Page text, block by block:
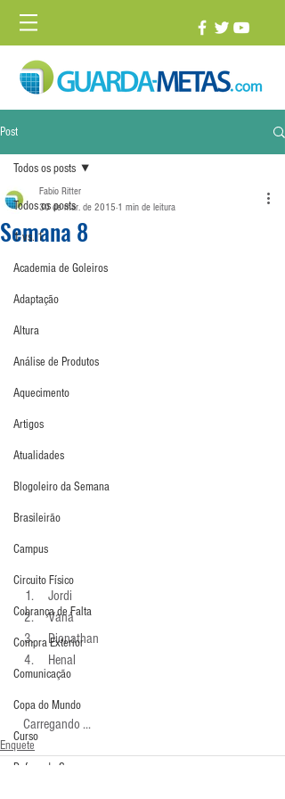
Post
Todos os posts
1 vs. 1
Academia de Goleiros
Adaptação
Altura
Análise de Produtos
Aquecimento
Artigos
Atualidades
Blogoleiro da Semana
Brasileirão
Campus
Circuito Físico
Cobrança de Falta
Compra Exterior
Comunicação
Copa do Mundo
Curso
Defesa da Semana
Todos os posts
Semana 8
Fabio Ritter
30 de mar. de 2015 1 min de leitura
Jordi
Vaná
Dionathan
Henal
  Carregando ...
Enquete